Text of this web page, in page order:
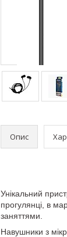
Опис
Унікальний
прогулянці, в
заняттями.
Навушники з